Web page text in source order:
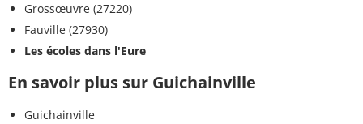
Grossœuvre (27220)
Fauville (27930)
Les écoles dans l'Eure
En savoir plus sur Guichainville
Guichainville